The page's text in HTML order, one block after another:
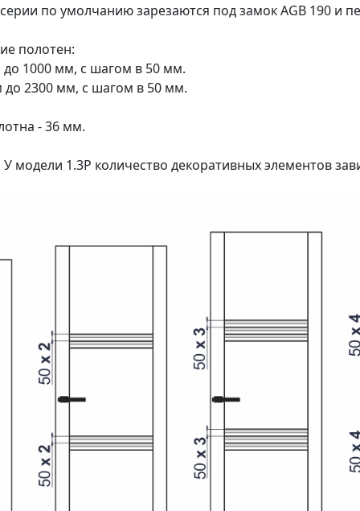
по умолчанию зарезаются под замок AGB 190 и
полотен:
1000 мм, с шагом в 50 мм.
до 2300 мм, с шагом в 50 мм.
- 36 мм.
модели 1.3P количество декоративных элементов